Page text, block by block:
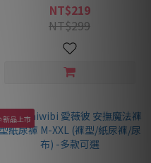
NT$219
NT$299
新品上市